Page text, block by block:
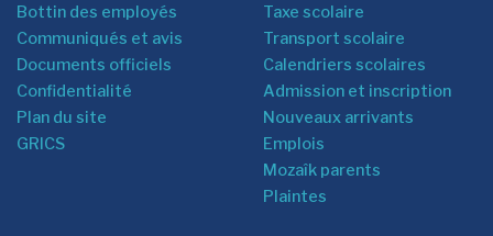
Bottin des employés
Communiqués et avis
Documents officiels
Confidentialité
Plan du site
GRICS
Taxe scolaire
Transport scolaire
Calendriers scolaires
Admission et inscription
Nouveaux arrivants
Emplois
Mozaîk parents
Plaintes